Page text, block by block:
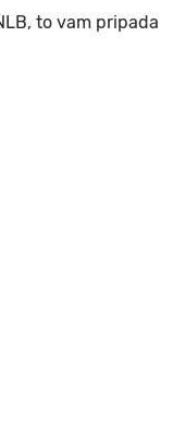
to vam pripada